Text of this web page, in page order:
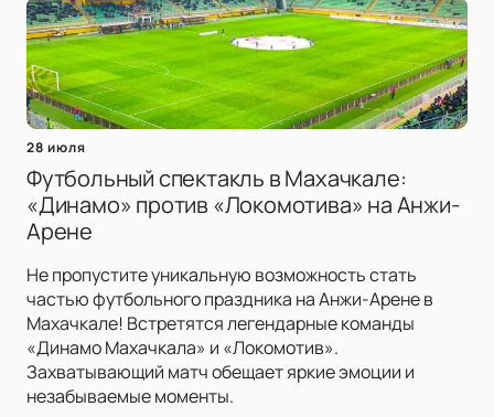
28 июля
Футбольный спектакль в Махачкале:
«Динамо» против «Локомотива» на Анжи-
Арене
Не пропустите уникальную возможность стать
частью футбольного праздника на Анжи-Арене в
Махачкале! Встретятся легендарные команды
«Динамо Махачкала» и «Локомотив».
Захватывающий матч обещает яркие эмоции и
незабываемые моменты.